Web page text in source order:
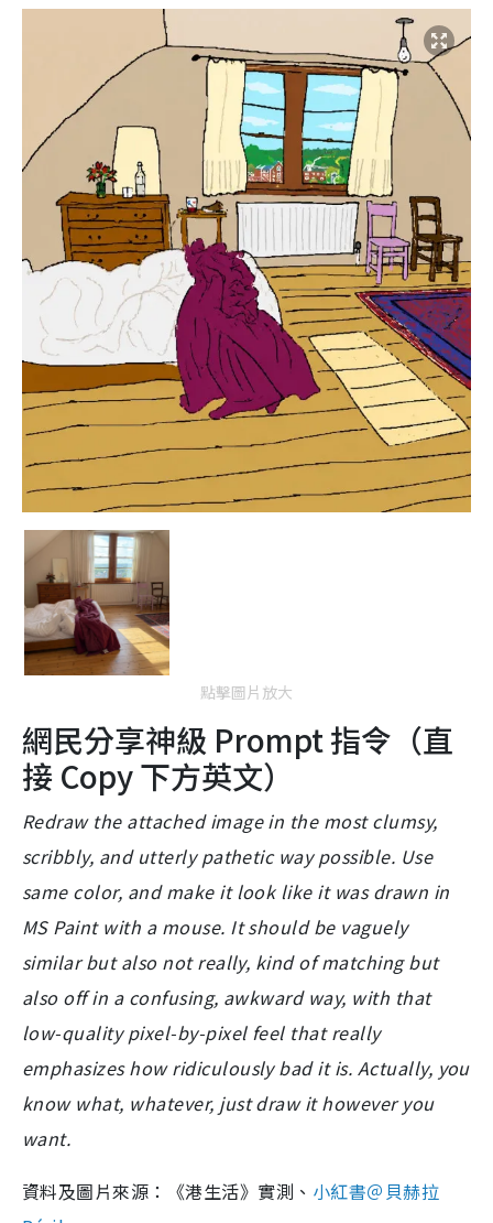
點擊圖片放大
網民分享神級 Prompt 指令（直
接 Copy 下方英文）
Redraw the attached image in the most clumsy,
scribbly, and utterly pathetic way possible. Use
same color, and make it look like it was drawn in
MS Paint with a mouse. It should be vaguely
similar but also not really, kind of matching but
also off in a confusing, awkward way, with that
low-quality pixel-by-pixel feel that really
emphasizes how ridiculously bad it is. Actually, you
know what, whatever, just draw it however you
want.
資料及圖片來源：《港生活》實測、 小紅書＠貝赫拉